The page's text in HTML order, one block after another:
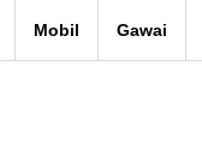
Mobil Gawai